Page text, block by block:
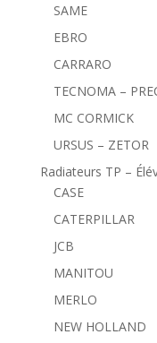
SAME
EBRO
CARRARO
TECNOMA –
MC CORMICK
URSUS – ZETOR
Radiateurs TP –
CASE
CATERPILLAR
JCB
MANITOU
MERLO
NEW HOLLAND